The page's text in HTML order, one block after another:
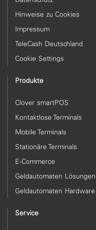
Hinweise zu Cookies
Impressum
TeleCash Deutschland
Cookie Settings
Produkte
Clover smartPOS
Kontaktlose Terminals
Mobile Terminals
Stationäre Terminals
E-Commerce
Geldautomaten Lösungen
Geldautomaten Hardware
Service